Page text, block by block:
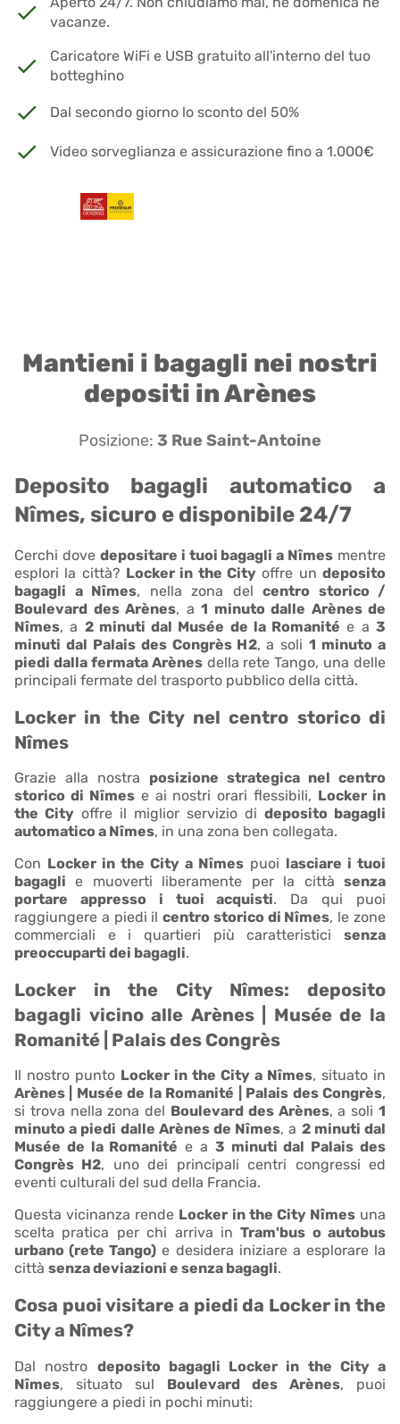
vacanze.
Caricatore WiFi e USB gratuito all'interno del tuo
botteghino
Dal secondo giorno lo sconto del 50%
Video sorveglianza e assicurazione fino a 1.000€
Mantieni i bagagli nei nostri
depositi in Arènes
Posizione: 3 Rue Saint-Antoine
Deposito bagagli automatico a
Nîmes, sicuro e disponibile 24/7
Cerchi dove depositare i tuoi bagagli a Nîmes mentre
esplori la città? Locker in the City offre un deposito
bagagli a Nîmes, nella zona del centro storico /
Boulevard des Arènes, a 1 minuto dalle Arènes de
Nîmes, a 2 minuti dal Musée de la Romanité e a3
minuti dal Palais des Congrès H2, a soli1 minuto a
piedi dalla fermata Arènesdella rete Tango, una delle
principali fermate del trasporto pubblico della città.
Locker in the City nel centro storico di
Nîmes
Grazie alla nostra posizione strategica nel centro
storico di Nîmese ai nostri orari flessibili, Locker in
the City offre il miglior servizio di deposito bagagli
automatico a Nîmes, in una zona ben collegata.
Con Locker in the City a Nîmes puoi lasciare i tuoi
bagagli e muoverti liberamente per la città senza
portare appresso i tuoi acquisti. Da qui puoi
raggiungere a piedi ilcentro storico di Nîmes, le zone
commerciali e i quartieri più caratteristici senza
preoccuparti dei bagagli.
Locker in the City Nîmes: deposito
bagagli vicino alle Arènes | Musée de la
Romanité | Palais des Congrès
Il nostro punto Locker in the City a Nîmes, situato in
Arènes | Musée de la Romanité | Palais des Congrès,
si trova nella zona del Boulevard des Arènes, a soli1
minuto a piedi dalle Arènes de Nîmes, a 2 minuti dal
Musée de la Romanité e a 3 minuti dal Palais des
Congrès H2, uno dei principali centri congressi ed
eventi culturali del sud della Francia.
Questa vicinanza rende Locker in the City Nîmesuna
scelta pratica per chi arriva inTram'bus o autobus
urbano (rete Tango) e desidera iniziare a esplorare la
città senza deviazioni e senza bagagli.
Cosa puoi visitare a piedi da Locker in the
City a Nîmes?
Dal nostro deposito bagagli Locker in the City a
Nîmes, situato sul Boulevard des Arènes, puoi
raggiungere a piedi in pochi minuti: